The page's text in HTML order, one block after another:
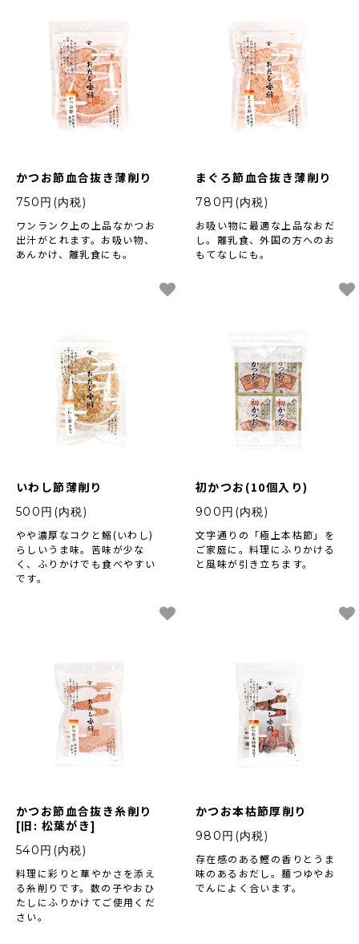
かつお節血合抜き薄削り
750円(内税)
ワンランク上の上品なかつお
出汁がとれます。お吸い物、
あんかけ、離乳食にも。
まぐろ節血合抜き薄削り
780円(内税)
お吸い物に最適な上品なおだ
し。離乳食、外国の方へのお
もてなしにも。
いわし節薄削り
500円(内税)
やや濃厚なコクと鰯(いわし)
らしいうま味。苦味が少な
く、ふりかけでも食べやすい
です。
初かつお(10個入り)
900円(内税)
文字通りの「極上本枯節」を
ご家庭に。料理にふりかける
と風味が引き立ちます。
かつお節血合抜き糸削り
[旧: 松葉がき]
540円(内税)
料理に彩りと華やかさを添え
る糸削りです。数の子やおひ
たしにふりかけてご使用くだ
さい。
かつお本枯節厚削り
980円(内税)
存在感のある鰹の香りとうま
味のあるおだし。麺つゆやお
でんによく合います。